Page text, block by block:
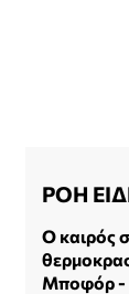
ΡΟΗ
Ο καιρός
Μποφόρ -